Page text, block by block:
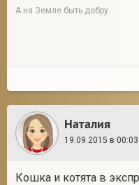
А на Земле быть добру.
Наталия
19.09.2015 в 00:03
Кошка и котята в